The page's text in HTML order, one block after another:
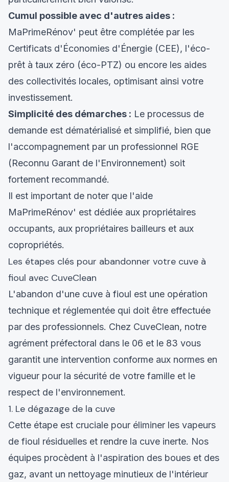
Cumul possible avec d'autres aides :
MaPrimeRénov' peut être complétée par les
Certificats d'Économies d'Énergie (CEE), l'éco-
prêt à taux zéro (éco-PTZ) ou encore les aides
des collectivités locales, optimisant ainsi votre
investissement.
Simplicité des démarches : Le processus de
demande est dématérialisé et simplifié, bien que
l'accompagnement par un professionnel RGE
(Reconnu Garant de l'Environnement) soit
fortement recommandé.
Il est important de noter que l'aide
MaPrimeRénov' est dédiée aux propriétaires
occupants, aux propriétaires bailleurs et aux
copropriétés.
Les étapes clés pour abandonner votre cuve à
fioul avec CuveClean
L'abandon d'une cuve à fioul est une opération
technique et réglementée qui doit être effectuée
par des professionnels. Chez CuveClean, notre
agrément préfectoral dans le 06 et le 83 vous
garantit une intervention conforme aux normes en
vigueur pour la sécurité de votre famille et le
respect de l'environnement.
1. Le dégazage de la cuve
Cette étape est cruciale pour éliminer les vapeurs
de fioul résiduelles et rendre la cuve inerte. Nos
équipes procèdent à l'aspiration des boues et des
gaz, avant un nettoyage minutieux de l'intérieur